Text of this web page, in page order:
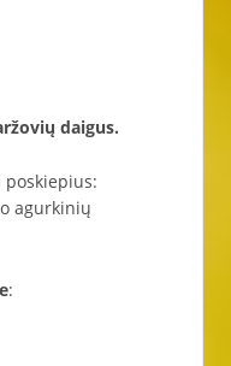
daigus.
agurkinių
: